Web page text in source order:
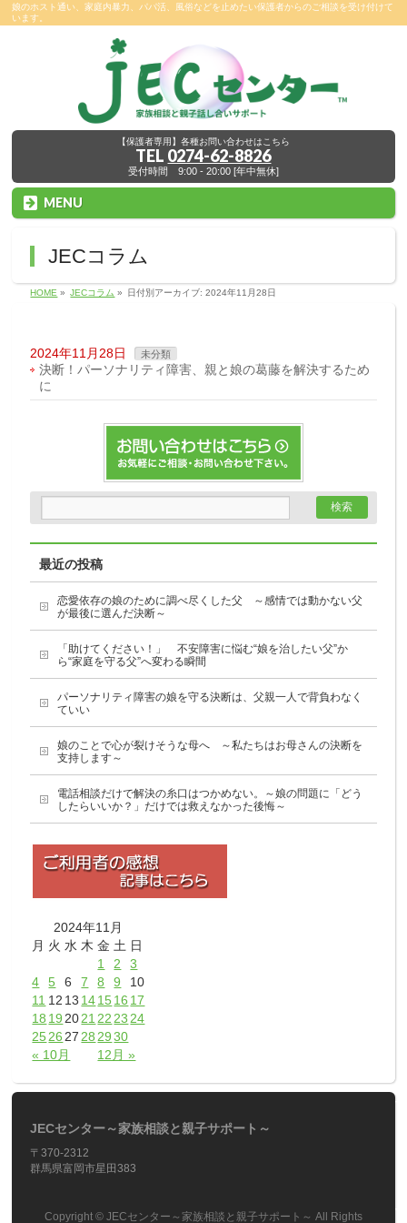
娘のホスト通い、家庭内暴力、パパ活、風俗などを止めたい保護者からのご相談を受け付けて
います。
【保護者専用】各種お問い合わせはこちら
TEL 0274-62-8826
受付時間 9:00 - 20:00 [年中無休]
MENU
JECコラム
HOME » JECコラム » 日付別アーカイブ: 2024年11月28日
2024年11月28日 未分類
決断！パーソナリティ障害、親と娘の葛藤を解決するため
に
最近の投稿
恋愛依存の娘のために調べ尽くした父 ～感情では動かない父
が最後に選んだ決断～
「助けてください！」 不安障害に悩む“娘を治したい父”か
ら“家庭を守る父”へ変わる瞬間
パーソナリティ障害の娘を守る決断は、父親一人で背負わなく
ていい
娘のことで心が裂けそうな母へ ～私たちはお母さんの決断を
支持します～
電話相談だけで解決の糸口はつかめない。～娘の問題に「どう
したらいいか？」だけでは救えなかった後悔～
2024年11月
月 火 水 木 金 土 日
« 10月 12月 »
1 2
3
4
5 6 7 8 9
10
11 12 13 141516 17
18 19 2021 22 23 24
2526 27 28 29 30
JECセンター～家族相談と親子サポート～
〒370-2312
群馬県富岡市星田383
Copyright © JECセンター～家族相談と親子サポート～ All Rights